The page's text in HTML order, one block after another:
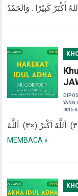
YANG
9015
MEMBACA »